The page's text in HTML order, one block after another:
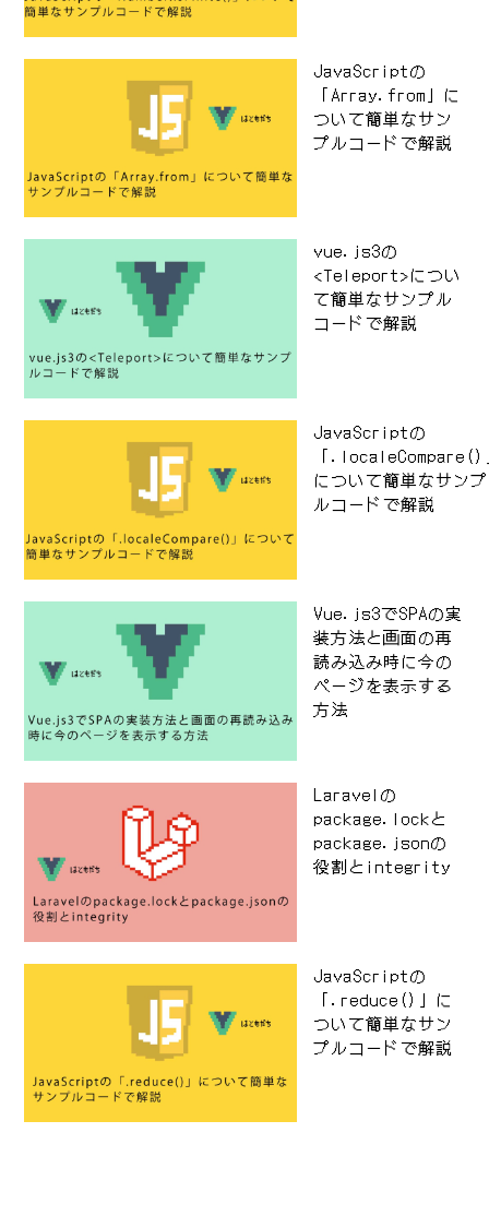
JavaScriptの
「Array.from」に
ついて簡単なサン
プルコードで解説
vue.js3の
<Teleport>につい
て簡単なサンプル
コードで解説
JavaScriptの
「.localeCompare()
について簡単なサンプ
ルコードで解説
Vue.js3でSPAの実
装方法と画面の再
読み込み時に今の
ページを表示する
方法
Laravelの
package.lockと
package.jsonの
役割とintegrity
JavaScriptの
「.reduce()」に
ついて簡単なサン
プルコードで解説